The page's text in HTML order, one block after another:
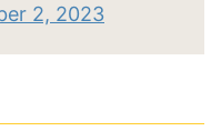
2, 2023